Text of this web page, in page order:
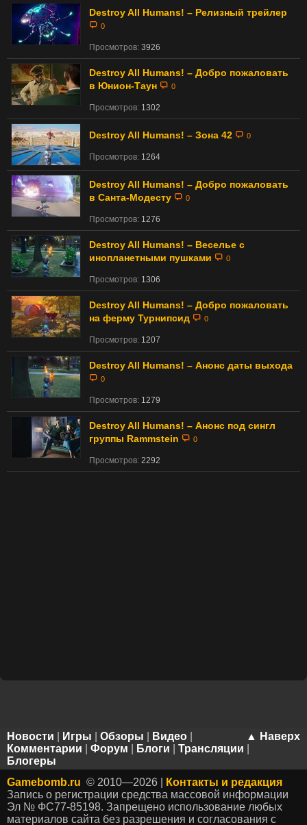
Destroy All Humans! – Релизный трейлер
0
Просмотров: 3926
Destroy All Humans! – Добро пожаловать
в Юнион-Таун
0
Просмотров: 1302
Destroy All Humans! – Зона 42 0
Просмотров: 1264
Destroy All Humans! – Добро пожаловать
в Санта-Модесту
0
Просмотров: 1276
Destroy All Humans! – Веселье с
инопланетными пушками
0
Просмотров: 1306
Destroy All Humans! – Добро пожаловать
на ферму Турнипсид
0
Просмотров: 1207
Destroy All Humans! – Анонс даты выхода
0
Просмотров: 1279
Destroy All Humans! – Анонс под сингл
группы Rammstein
0
Просмотров: 2292
▲ Наверх
Новости Игры Обзоры Видео
Комментарии
Форум Блоги Трансляции
Блогеры
Gamebomb.ru © 2010—2026 |
Контакты и редакция
Запись о регистрации средства массовой информации
Эл № ФС77-85198. Запрещено использование любых
материалов сайта без разрешения и согласования с